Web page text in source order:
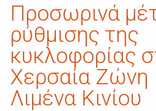
Προσωρινά
ρύθμισης της
κυκλοφορίας
Χερσαία Ζώνη
Λιμένα Κινίου